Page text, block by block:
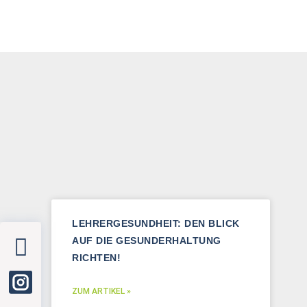
LEHRERGESUNDHEIT: DEN BLICK
AUF DIE GESUNDERHALTUNG
RICHTEN!
ZUM ARTIKEL »